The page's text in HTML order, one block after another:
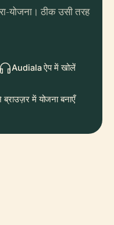
योजना। ठीक उसी तरह
Audiala ऐप में खोलें
में योजना बनाएँ